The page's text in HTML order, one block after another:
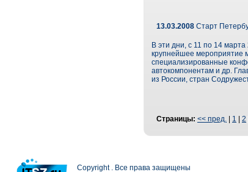
13.03.2008 Старт
В эти дни, с 11 по 14
крупнейшее мероприятие
специализированные
автокомпонентам и др.
из России, стран
Страницы: << пред. 1 2
Copyright . Все права защищены